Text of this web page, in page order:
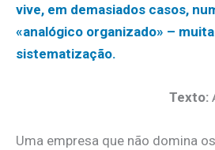
vive, em demasiados casos,
«analógico organizado» –
sistematização.
Texto:
Uma empresa que não domina